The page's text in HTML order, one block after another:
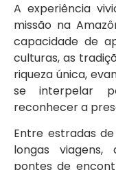
A experiência
missão na
capacidade de
culturas, as
riqueza única,
se interpelar
reconhecer a
Entre estradas
longas viagens,
pontes de